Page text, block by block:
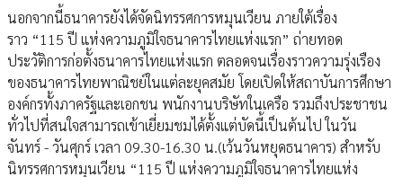
นอกจากนี้ธนาคารยังได้จัดนิทรรศการหมุนเวียน ภายใต้เรื่อง
ราว “115 ปี แห่งความภูมิใจธนาคารไทยแห่งแรก” ถ่ายทอด
ประวัติการก่อตั้งธนาคารไทยแห่งแรก ตลอดจนเรื่องราวความรุ่งเรือง
ของธนาคารไทยพาณิชย์ในแต่ละยุคสมัย โดยเปิดให้สถาบันการศึกษา
องค์กรทั้งภาครัฐและเอกชน พนักงานบริษัทในเครือ รวมถึงประชาชน
ทั่วไปที่สนใจสามารถเข้าเยี่ยมชมได้ตั้งแต่บัดนี้เป็นต้นไป ในวัน
จันทร์ - วันศุกร์ เวลา 09.30-16.30 น.(เว้นวันหยุดธนาคาร) สำหรับ
นิทรรศการหมุนเวียน “115 ปี แห่งความภูมิใจธนาคารไทยแห่ง